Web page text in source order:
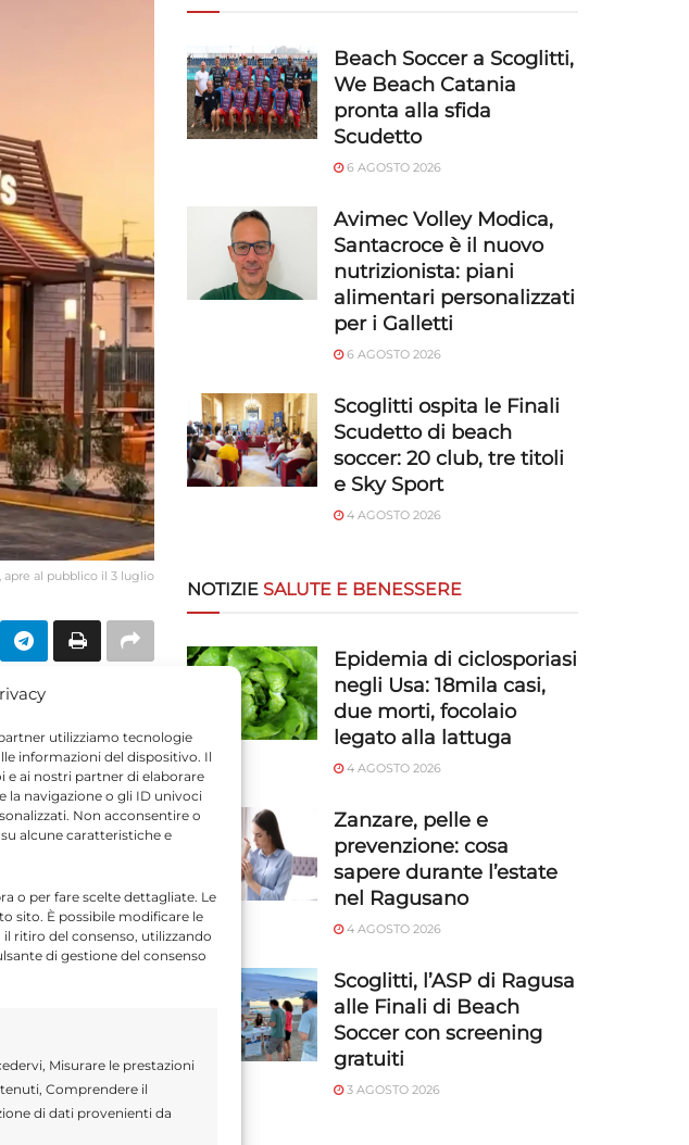
utilizziamo tecnologie
informazioni del dispositivo. Il
e ai nostri partner di elaborare
navigazione o gli ID univoci
Non acconsentire o
alcune caratteristiche e
o per fare scelte dettagliate. Le
sito. È possibile modificare le
ritiro del consenso, utilizzando
di gestione del consenso
Misurare le prestazioni
Comprendere il
di dati provenienti da
al pubblico il 3 luglio
viario e
della
,
iblea. Prima
uno a
in tempi
della città.
Beach Soccer a Scoglitti,
We Beach Catania
pronta alla sfida
Scudetto
6 AGOSTO 2026
Avimec Volley Modica,
Santacroce è il nuovo
nutrizionista: piani
alimentari personalizzati
per i Galletti
6 AGOSTO 2026
Scoglitti ospita le Finali
Scudetto di beach
soccer: 20 club, tre titoli
e Sky Sport
4 AGOSTO 2026
NOTIZIE SALUTE E BENESSERE
Epidemia di ciclosporiasi
negli Usa: 18mila casi,
due morti, focolaio
legato alla lattuga
4 AGOSTO 2026
Zanzare, pelle e
prevenzione: cosa
sapere durante l’estate
nel Ragusano
4 AGOSTO 2026
Scoglitti, l’ASP di Ragusa
alle Finali di Beach
Soccer con screening
gratuiti
3 AGOSTO 2026